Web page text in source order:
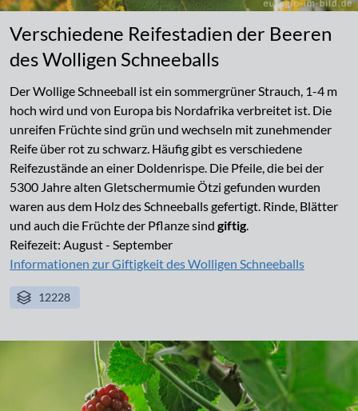
Verschiedene Reifestadien der Beeren
des Wolligen Schneeballs
Der Wollige Schneeball ist ein sommergrüner Strauch, 1-4 m
hoch wird und von Europa bis Nordafrika verbreitet ist. Die
unreifen Früchte sind grün und wechseln mit zunehmender
Reife über rot zu schwarz. Häufig gibt es verschiedene
Reifezustände an einer Doldenrispe. Die Pfeile, die bei der
5300 Jahre alten Gletschermumie Ötzi gefunden wurden
waren aus dem Holz des Schneeballs gefertigt. Rinde, Blätter
und auch die Früchte der Pflanze sind giftig.
Reifezeit: August - September
Informationen zur Giftigkeit des Wolligen Schneeballs
12228